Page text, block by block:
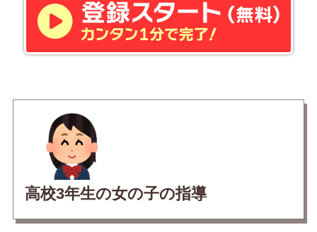
高校3年生の女の子の指導